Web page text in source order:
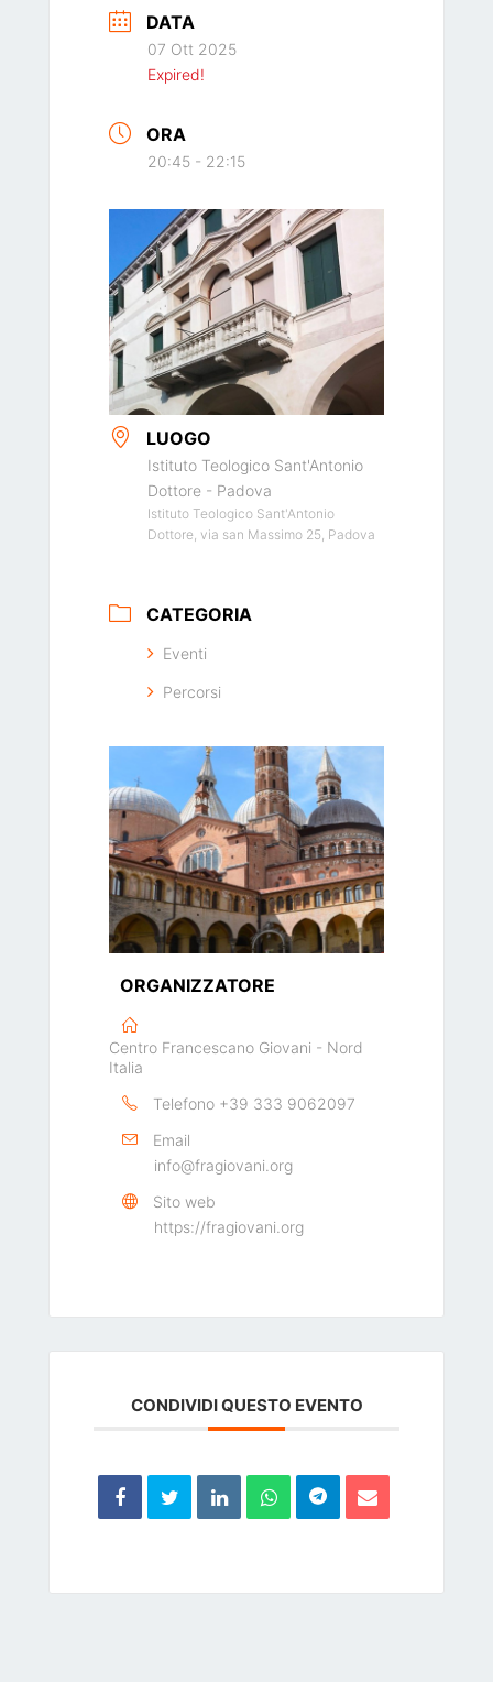
DATA
07 Ott 2025
Expired!
ORA
20:45 - 22:15
LUOGO
Istituto Teologico Sant'Antonio
Dottore - Padova
Istituto Teologico Sant'Antonio
Dottore, via san Massimo 25, Padova
CATEGORIA
Eventi
Percorsi
ORGANIZZATORE
Centro Francescano Giovani - Nord
Italia
Telefono +39 333 9062097
Email
info@fragiovani.org
Sito web
https://fragiovani.org
CONDIVIDI QUESTO EVENTO